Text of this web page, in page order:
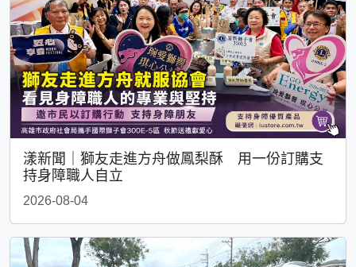
漾新聞｜獅友走進方舟做鳳梨酥 用一份訂購支
持身障職人自立
2026-08-04